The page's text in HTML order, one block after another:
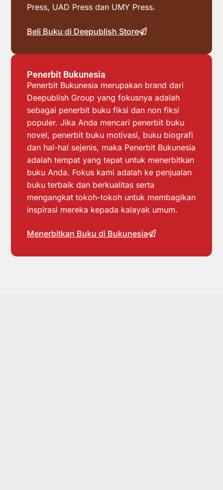
Press, UAD Press dan UMY Press.
Beli Buku di Deepublish Store
Penerbit Bukunesia
Penerbit Bukunesia merupakan brand dari
Deepublish Group yang fokusnya adalah
sebagai penerbit buku fiksi dan non fiksi
populer. Jika Anda mencari penerbit buku
novel, penerbit buku motivasi, buku biografi
dan hal-hal sejenis, maka Penerbit Bukunesia
adalah tempat yang tepat untuk menerbitkan
buku Anda. Fokus kami adalah ke penjualan
buku terbaik dan berkualitas serta
mengangkat tokoh-tokoh untuk membagikan
inspirasi mereka kepada kalayak umum.
Menerbitkan Buku di Bukunesia